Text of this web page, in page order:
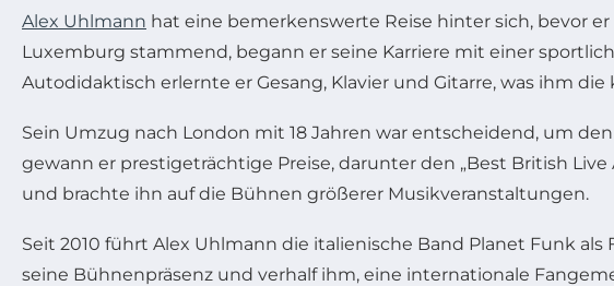
Alex Uhlmann hat eine bemerkenswerte Reise hinter sich, bevor
Luxemburg stammend, begann er seine Karriere mit einer
Autodidaktisch erlernte er Gesang, Klavier und Gitarre, was ihm
Sein Umzug nach London mit 18 Jahren war entscheidend, um
gewann er prestigeträchtige Preise, darunter den „Best British
und brachte ihn auf die Bühnen größerer Musikveranstaltungen.
Seit 2010 führt Alex Uhlmann die italienische Band Planet Funk
seine Bühnenpräsenz und verhalf ihm, eine internationale